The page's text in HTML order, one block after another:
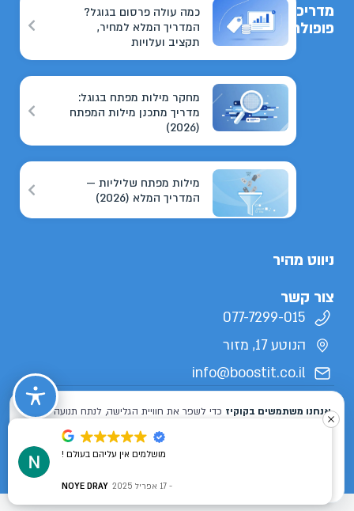
מדריכים
פופולריים
כמה עולה פרסום בגוגל?
המדריך המלא למחיר,
תקציב ועלויות
מחקר מילות מפתח בגוגל:
מדריך מתכנן מילות המפתח
(2026)
מילות מפתח שליליות —
המדריך המלא (2026)
ניווט מהיר
צור קשר
077-7299-015
הנוטע 17, מזור
info@boostit.co.il
מדיניות פרטיות הצהרת נגישות
מפת אתר
כל הזכויות שמורות לבוסטיט 2026 ©
Designed & Developed by
מושלמים אין עליהם בעולם !
NOYE DRAY 17 אפריל 2025